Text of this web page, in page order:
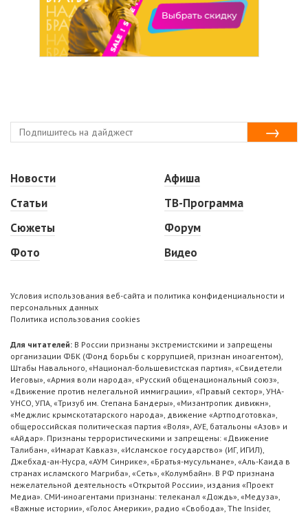
Новости
Статьи
Сюжеты
Фото
Афиша
ТВ-Программа
Форум
Видео
Условия использования веб-сайта и политика конфиденциальности и
персональных данных
Политика использования cookies
Для читателей: В России признаны экстремистскими и запрещены
организации ФБК (Фонд борьбы с коррупцией, признан иноагентом),
Штабы Навального, «Национал-большевистская партия», «Свидетели
Иеговы», «Армия воли народа», «Русский общенациональный союз»,
«Движение против нелегальной иммиграции», «Правый сектор», УНА-
УНСО, УПА, «Тризуб им. Степана Бандеры», «Мизантропик дивижн»,
«Меджлис крымскотатарского народа», движение «Артподготовка»,
общероссийская политическая партия «Воля», АУЕ, батальоны «Азов» и
«Айдар». Признаны террористическими и запрещены: «Движение
Талибан», «Имарат Кавказ», «Исламское государство» (ИГ, ИГИЛ),
Джебхад-ан-Нусра, «АУМ Синрике», «Братья-мусульмане», «Аль-Каида в
странах исламского Магриба», «Сеть», «Колумбайн». В РФ признана
нежелательной деятельность «Открытой России», издания «Проект
Медиа». СМИ-иноагентами признаны: телеканал «Дождь», «Медуза»,
«Важные истории», «Голос Америки», радио «Свобода», The Insider,